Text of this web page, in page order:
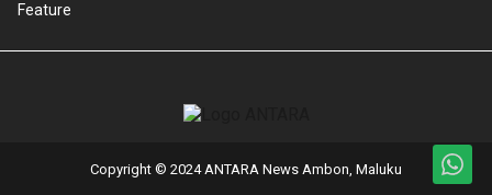
Feature
Copyright © 2024 ANTARA News Ambon, Maluku